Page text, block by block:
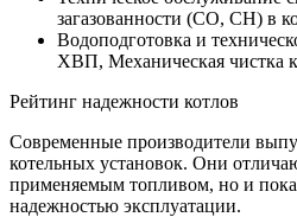
загазованности (СО, СН) в
Водоподготовка и
ХВП, Механическая чистка
Рейтинг надежности котлов
Современные производители
котельных установок. Они
применяемым топливом, но и
надежностью эксплуатации.